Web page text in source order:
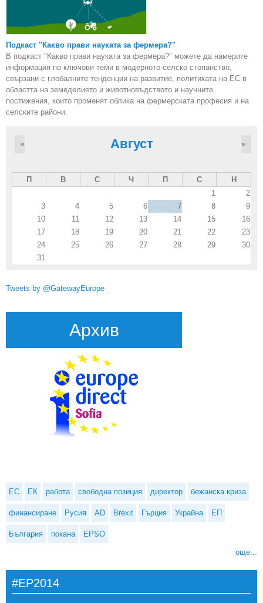
Подкаст "Какво прави науката за фермера?"
В подкаст "Какво прави науката за фермера?" можете да намерите
информация по ключови теми в модерното селско стопанство,
свързани с глобалните тенденции на развитие, политиката на ЕС в
областта на земеделието и животновъдството и научните
постижения, които променят облика на фермерската професия и на
селските райони.
Август
« »
П В С Ч П С
Н
1
2
3
4 5 6 7 8
9
10
11 12 13 14 15
16
17
18 19 20 21 22
23
24
25 26 27 28 29
30
31
Tweets by @GatewayEurope
Архив
ЕС ЕК работа свободна позиция директор бежанска криза
финансиране Русия AD Brexit Гърция Украйна ЕП
България покана EPSO
още...
#EP2014